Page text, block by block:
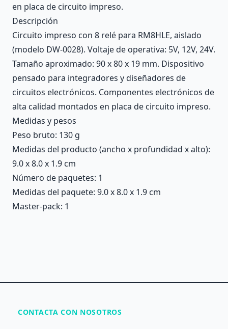
en placa de circuito impreso.
Descripción
Circuito impreso con 8 relé para RM8HLE, aislado
(modelo DW-0028). Voltaje de operativa: 5V, 12V, 24V.
Tamaño aproximado: 90 x 80 x 19 mm. Dispositivo
pensado para integradores y diseñadores de
circuitos electrónicos. Componentes electrónicos de
alta calidad montados en placa de circuito impreso.
Medidas y pesos
Peso bruto: 130 g
Medidas del producto (ancho x profundidad x alto):
9.0 x 8.0 x 1.9 cm
Número de paquetes: 1
Medidas del paquete: 9.0 x 8.0 x 1.9 cm
Master-pack: 1
CONTACTA CON NOSOTROS